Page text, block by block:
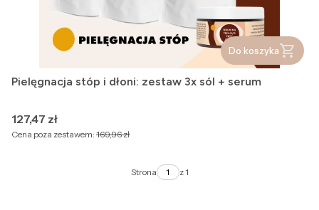
Do koszyka
Pielęgnacja stóp i dłoni: zestaw 3x sól + serum
Cena
127,47 zł
Cena poza zestawem: 169,96 zł
Strona z 1